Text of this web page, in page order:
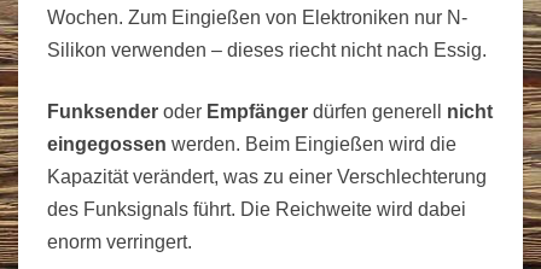
Wochen. Zum Eingießen von Elektroniken nur N-
Silikon verwenden – dieses riecht nicht nach Essig.
Funksender oder Empfänger dürfen generell nicht
eingegossen werden. Beim Eingießen wird die
Kapazität verändert, was zu einer Verschlechterung
des Funksignals führt. Die Reichweite wird dabei
enorm verringert.